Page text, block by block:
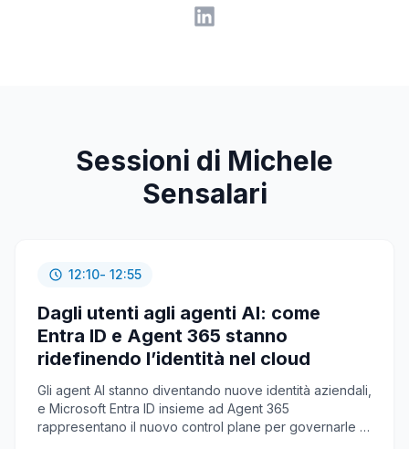
Sessioni di Michele
Sensalari
12:10- 12:55
Dagli utenti agli agenti AI: come
Entra ID e Agent 365 stanno
ridefinendo l’identità nel cloud
Gli agent AI stanno diventando nuove identità aziendali,
e Microsoft Entra ID insieme ad Agent 365
rappresentano il nuovo control plane per governarle in